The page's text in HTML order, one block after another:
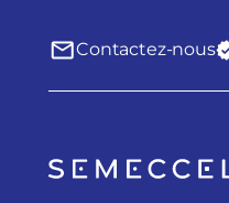
Contactez-nous